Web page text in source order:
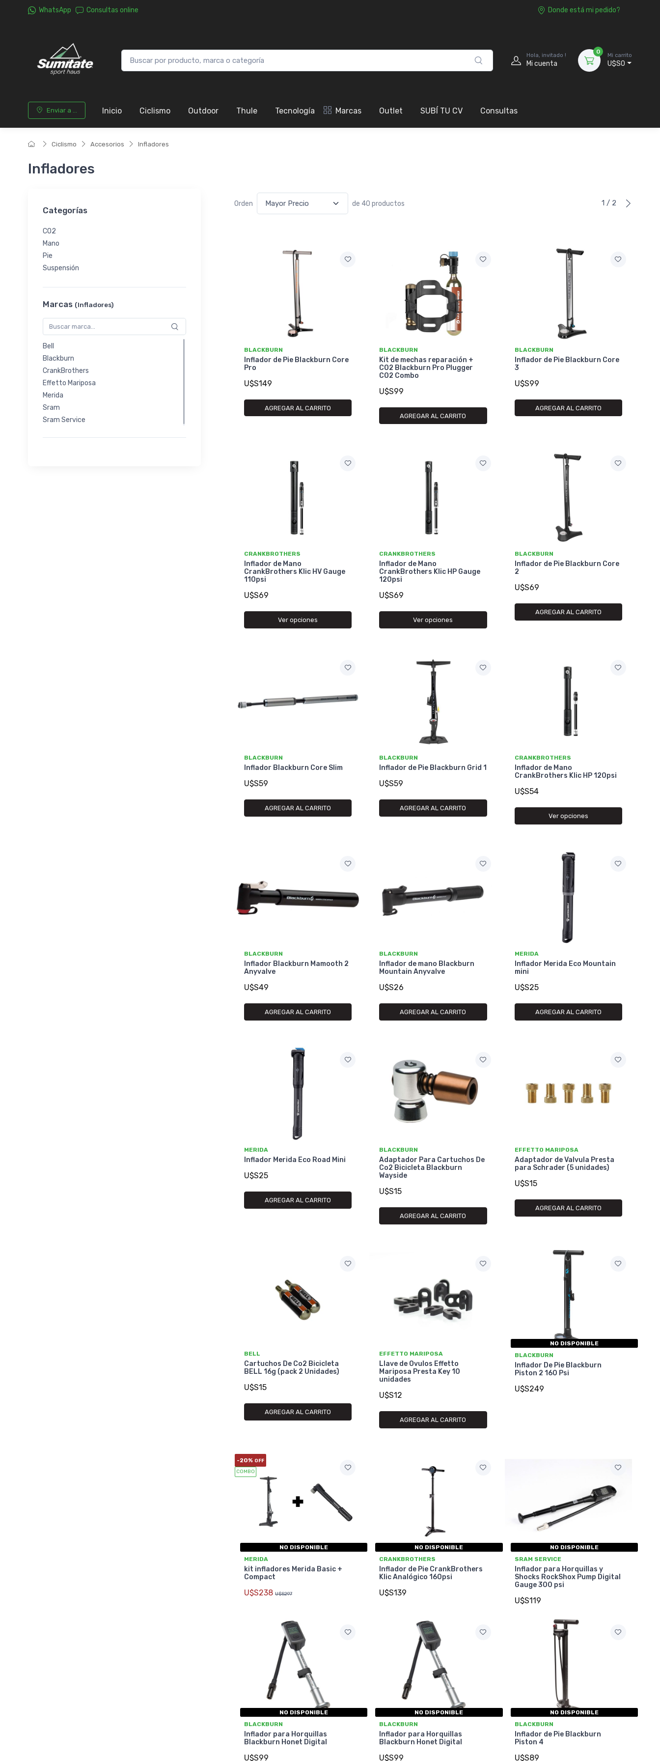
WhatsApp Consultas online Donde está mi pedido?
Hola, invitado !
Mi cuenta
0
Mi carrito
U$S0
Enviar a ... Inicio Ciclismo Outdoor Thule Tecnología Marcas Outlet SUBÍ TU CV Consultas
Ciclismo Accesorios Infladores
Infladores
Categorías
CO2
Mano
Pie
Suspensión
Marcas (Infladores)
Bell
Blackburn
CrankBrothers
Effetto Mariposa
Merida
Sram
Sram Service
Orden de 40 productos 1 / 2
BLACKBURN
Inflador de Pie Blackburn Core
Pro
U$S149
AGREGAR AL CARRITO
BLACKBURN
Kit de mechas reparación +
CO2 Blackburn Pro Plugger
CO2 Combo
U$S99
AGREGAR AL CARRITO
BLACKBURN
Inflador de Pie Blackburn Core
3
U$S99
AGREGAR AL CARRITO
CRANKBROTHERS
Inflador de Mano
CrankBrothers Klic HV Gauge
110psi
U$S69
Ver opciones
CRANKBROTHERS
Inflador de Mano
CrankBrothers Klic HP Gauge
120psi
U$S69
Ver opciones
BLACKBURN
Inflador de Pie Blackburn Core
2
U$S69
AGREGAR AL CARRITO
BLACKBURN
Inflador Blackburn Core Slim
U$S59
AGREGAR AL CARRITO
BLACKBURN
Inflador de Pie Blackburn Grid 1
U$S59
AGREGAR AL CARRITO
CRANKBROTHERS
Inflador de Mano
CrankBrothers Klic HP 120psi
U$S54
Ver opciones
BLACKBURN
Inflador Blackburn Mamooth 2
Anyvalve
U$S49
AGREGAR AL CARRITO
BLACKBURN
Inflador de mano Blackburn
Mountain Anyvalve
U$S26
AGREGAR AL CARRITO
MERIDA
Inflador Merida Eco Mountain
mini
U$S25
AGREGAR AL CARRITO
MERIDA
Inflador Merida Eco Road Mini
U$S25
AGREGAR AL CARRITO
BLACKBURN
Adaptador Para Cartuchos De
Co2 Bicicleta Blackburn
Wayside
U$S15
AGREGAR AL CARRITO
EFFETTO MARIPOSA
Adaptador de Valvula Presta
para Schrader (5 unidades)
U$S15
AGREGAR AL CARRITO
BELL
Cartuchos De Co2 Bicicleta
BELL 16g (pack 2 Unidades)
U$S15
AGREGAR AL CARRITO
EFFETTO MARIPOSA
Llave de Ovulos Effetto
Mariposa Presta Key 10
unidades
U$S12
AGREGAR AL CARRITO
NO DISPONIBLE
BLACKBURN
Inflador De Pie Blackburn
Piston 2 160 Psi
U$S249
-20% OFF
COMBO
NO DISPONIBLE
MERIDA
kit infladores Merida Basic +
Compact
U$S238 U$S297
NO DISPONIBLE
CRANKBROTHERS
Inflador de Pie CrankBrothers
Klic Analógico 160psi
U$S139
NO DISPONIBLE
SRAM SERVICE
Inflador para Horquillas y
Shocks RockShox Pump Digital
Gauge 300 psi
U$S119
NO DISPONIBLE
BLACKBURN
Inflador para Horquillas
Blackburn Honet Digital
U$S99
NO DISPONIBLE
BLACKBURN
Inflador para Horquillas
Blackburn Honet Digital
U$S99
NO DISPONIBLE
BLACKBURN
Inflador de Pie Blackburn
Piston 4
U$S89